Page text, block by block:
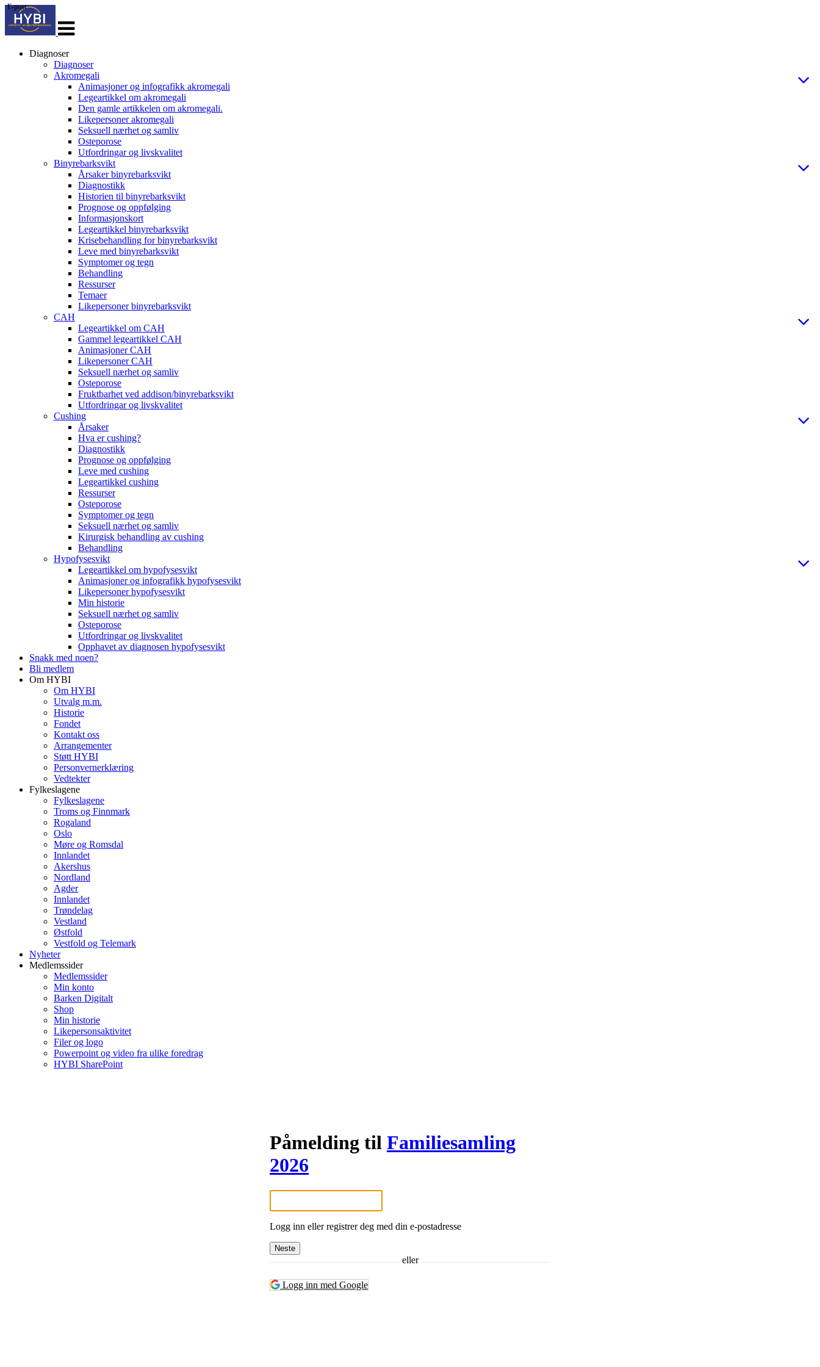
navigasjon
Diagnoser
Diagnoser
Akromegali
Animasjoner og infografikk akromegali
Legeartikkel om akromegali
Den gamle artikkelen om akromegali.
Likepersoner akromegali
Seksuell nærhet og samliv
Osteporose
Utfordringar og livskvalitet
Binyrebarksvikt
Årsaker binyrebarksvikt
Diagnostikk
Historien til binyrebarksvikt
Prognose og oppfølging
Informasjonskort
Legeartikkel binyrebarksvikt
Krisebehandling for binyrebarksvikt
Leve med binyrebarksvikt
Symptomer og tegn
Behandling
Ressurser
Temaer
Likepersoner binyrebarksvikt
CAH
Legeartikkel om CAH
Gammel legeartikkel CAH
Animasjoner CAH
Likepersoner CAH
Seksuell nærhet og samliv
Osteporose
Fruktbarhet ved addison/binyrebarksvikt
Utfordringar og livskvalitet
Cushing
Årsaker
Hva er cushing?
Diagnostikk
Prognose og oppfølging
Leve med cushing
Legeartikkel cushing
Ressurser
Osteporose
Symptomer og tegn
Seksuell nærhet og samliv
Kirurgisk behandling av cushing
Behandling
Hypofysesvikt
Legeartikkel om hypofysesvikt
Animasjoner og infografikk hypofysesvikt
Likepersoner hypofysesvikt
Min historie
Seksuell nærhet og samliv
Osteporose
Utfordringar og livskvalitet
Opphavet av diagnosen hypofysesvikt
Snakk med noen?
Bli medlem
Om HYBI
Om HYBI
Utvalg m.m.
Historie
Fondet
Kontakt oss
Arrangementer
Støtt HYBI
Personvernerklæring
Vedtekter
Fylkeslagene
Fylkeslagene
Troms og Finnmark
Rogaland
Oslo
Møre og Romsdal
Innlandet
Akershus
Nordland
Agder
Innlandet
Trøndelag
Vestland
Østfold
Vestfold og Telemark
Nyheter
Medlemssider
Medlemssider
Min konto
Barken Digitalt
Shop
Min historie
Likepersonsaktivitet
Filer og logo
Powerpoint og video fra ulike foredrag
HYBI SharePoint
Påmelding til Familiesamling
2026
E-post
Logg inn eller registrer deg med din e-postadresse
Neste
eller
Logg inn med Google